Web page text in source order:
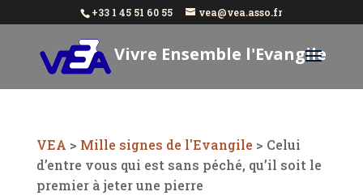
+33 1 45 51 60 55 vea@vea.asso.fr
Vivre Ensemble l'Evangile
VEA > Mille signes de l'Evangile > Celui
d’entre vous qui est sans péché, qu’il soit le
premier à jeter une pierre